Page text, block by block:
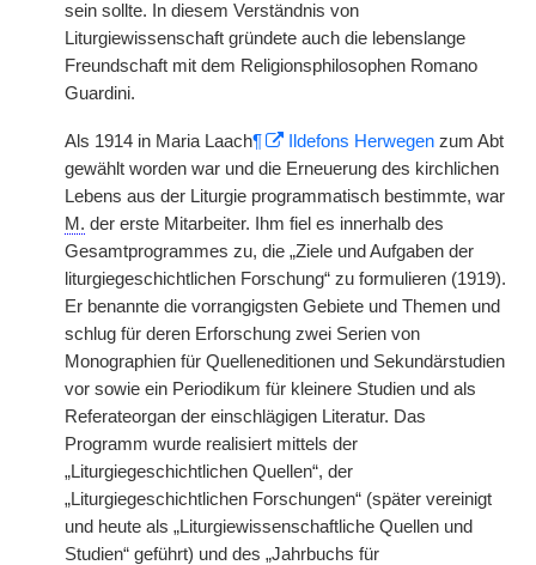
sein sollte. In diesem Verständnis von
Liturgiewissenschaft gründete auch die lebenslange
Freundschaft mit dem Religionsphilosophen Romano
Guardini.
Als 1914 in Maria Laach¶ Ildefons Herwegen zum Abt
gewählt worden war und die Erneuerung des kirchlichen
Lebens aus der Liturgie programmatisch bestimmte, war
M. der erste Mitarbeiter. Ihm fiel es innerhalb des
Gesamtprogrammes zu, die „Ziele und Aufgaben der
liturgiegeschichtlichen Forschung“ zu formulieren (1919).
Er benannte die vorrangigsten Gebiete und Themen und
schlug für deren Erforschung zwei Serien von
Monographien für Quelleneditionen und Sekundärstudien
vor sowie ein Periodikum für kleinere Studien und als
Referateorgan der einschlägigen Literatur. Das
Programm wurde realisiert mittels der
„Liturgiegeschichtlichen Quellen“, der
„Liturgiegeschichtlichen Forschungen“ (später vereinigt
und heute als „Liturgiewissenschaftliche Quellen und
Studien“ geführt) und des „Jahrbuchs für